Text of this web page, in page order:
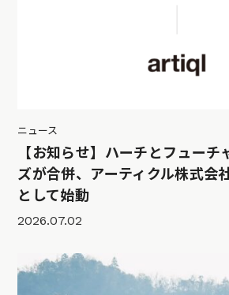
ニュース
【お知らせ】ハーチとフューチ
ズが合併、アーティクル株式会
として始動
2026.07.02